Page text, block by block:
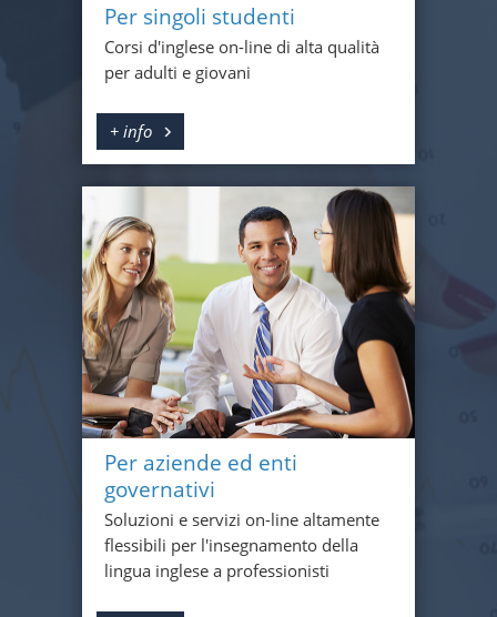
Per singoli studenti
Corsi d'inglese on-line di alta qualità
per adulti e giovani
+ info
Per aziende ed enti
governativi
Soluzioni e servizi on-line altamente
flessibili per l'insegnamento della
lingua inglese a professionisti